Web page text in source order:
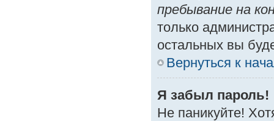
пребывание на
только
остальных вы
Вернуться к
Я забыл пароль!
Не паникуйте!